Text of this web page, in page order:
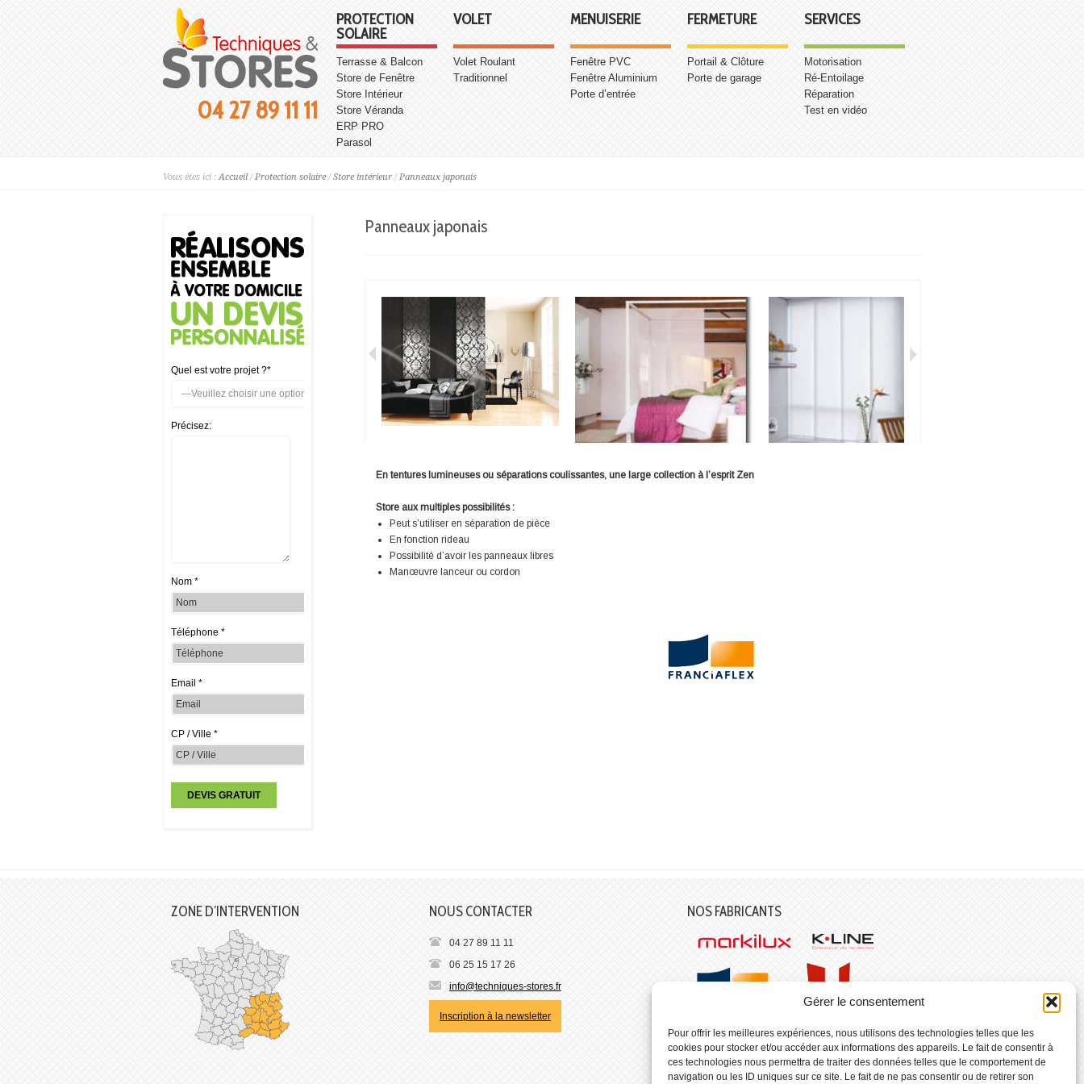
Gérer le consentement
Pour offrir les meilleures expériences, nous utilisons des technologies telles que les
cookies pour stocker et/ou accéder aux informations des appareils. Le fait de consentir à
ces technologies nous permettra de traiter des données telles que le comportement de
navigation ou les ID uniques sur ce site. Le fait de ne pas consentir ou de retirer son
04 27 89 11 11
PROTECTION
SOLAIRE
Terrasse & Balcon
Store de Fenêtre
Store Intérieur
Store Véranda
ERP PRO
Parasol
VOLET
Volet Roulant
Traditionnel
MENUISERIE
Fenêtre PVC
Fenêtre Aluminium
Porte d’entrée
FERMETURE
Portail & Clôture
Porte de garage
SERVICES
Motorisation
Ré-Entoilage
Réparation
Test en vidéo
Vous êtes ici :Accueil /Protection solaire /Store intérieur /Panneaux japonais
Panneaux japonais
En tentures lumineuses ou séparations coulissantes, une large collection à l’esprit Zen
Store aux multiples possibilités :
Peut s’utiliser en séparation de pièce
En fonction rideau
Possibilité d’avoir les panneaux libres
Manœuvre lanceur ou cordon
Quel est votre projet ?*
Précisez:
Nom *
Téléphone *
Email *
CP / Ville *
ZONE D’INTERVENTION NOUS CONTACTER
04 27 89 11 11
06 25 15 17 26
info@techniques-stores.fr
Inscription à la newsletter
NOS FABRICANTS